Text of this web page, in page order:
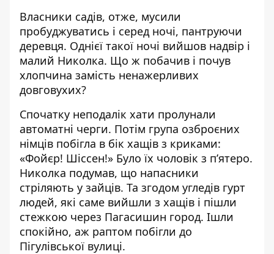
Власники садів, отже, мусили
пробуджуватись і серед ночі, пантруючи
деревця. Однієї такої ночі вийшов надвір і
малий Николка. Що ж побачив і почув
хлопчина замість ненажерливих
довговухих?
Спочатку неподалік хати пролунали
автоматні черги. Потім група озброєних
німців побігла в бік хащів з криками:
«Фойєр! Шіссен!» Було їх чоловік з п’ятеро.
Николка подумав, що напасники
стріляють у зайців. Та згодом угледів гурт
людей, які саме вийшли з хащів і пішли
стежкою через Пагасишин город. Ішли
спокійно, аж раптом побігли до
Пігулівської вулиці.